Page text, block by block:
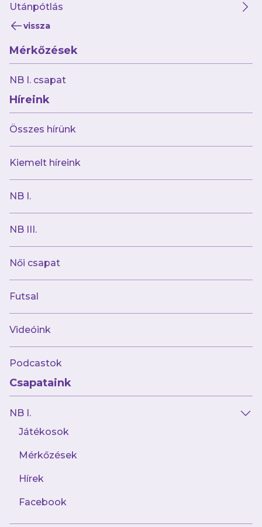
Utánpótlás
vissza
Mérkőzések
NB I. csapat
Híreink
Összes hírünk
Kiemelt híreink
NB I.
NB III.
Női csapat
Futsal
Videóink
Podcastok
Csapataink
NB I.
Játékosok
Mérkőzések
Hírek
Facebook
{source}{/source}